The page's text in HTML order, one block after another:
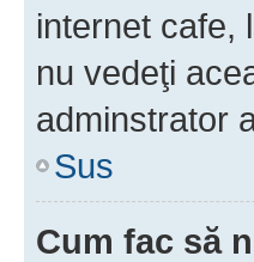
internet cafe,
nu vedeţi
adminstrator
Sus
Cum fac să